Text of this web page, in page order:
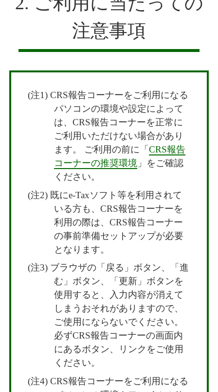
注意事項
CRS報告コーナーをご利用になる
パソコンの環境や設定によって
は、CRS報告コーナーを正常に
ご利用いただけない場合があり
ます。 ご利用の前に「 CRS報告
コーナーの推奨環境 」をご確認
ください。
既にe-Taxソフト等を利用されて
いる方も、CRS報告コーナーを
利用の際は、CRS報告コーナー
の事前準備セットアップが必要
となります。
ブラウザの「戻る」ボタン、「進
む」ボタン、「更新」ボタンを
使用すると、入力内容が消えて
しまうおそれがありますので、
ご使用にならないでください。
必ずCRS報告コーナーの画面内
にあるボタン、リンクをご使用
ください。
CRS報告コーナーをご利用になる